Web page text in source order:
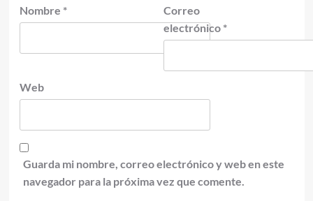
Nombre *
Correo
electrónico *
Web
Guarda mi nombre, correo electrónico y web en este
navegador para la próxima vez que comente.